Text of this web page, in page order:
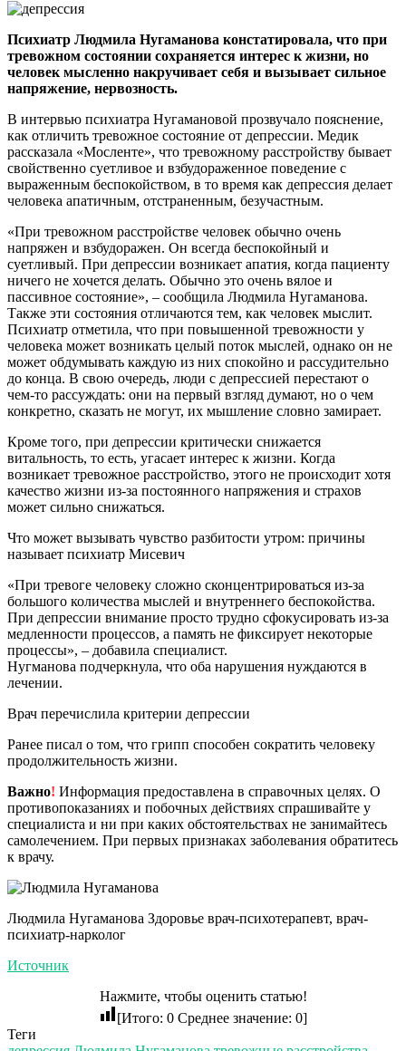
Психиатр Людмила Нугаманова констатировала, что при
тревожном состоянии сохраняется интерес к жизни, но
человек мысленно накручивает себя и вызывает сильное
напряжение, нервозность.
В интервью психиатра Нугамановой прозвучало пояснение,
как отличить тревожное состояние от депрессии. Медик
рассказала «Мосленте», что тревожному расстройству бывает
свойственно суетливое и взбудораженное поведение с
выраженным беспокойством, в то время как депрессия делает
человека апатичным, отстраненным, безучастным.
«При тревожном расстройстве человек обычно очень
напряжен и взбудоражен. Он всегда беспокойный и
суетливый. При депрессии возникает апатия, когда пациенту
ничего не хочется делать. Обычно это очень вялое и
пассивное состояние», – сообщила Людмила Нугаманова.
Также эти состояния отличаются тем, как человек мыслит.
Психиатр отметила, что при повышенной тревожности у
человека может возникать целый поток мыслей, однако он не
может обдумывать каждую из них спокойно и рассудительно
до конца. В свою очередь, люди с депрессией перестают о
чем-то рассуждать: они на первый взгляд думают, но о чем
конкретно, сказать не могут, их мышление словно замирает.
Кроме того, при депрессии критически снижается
витальность, то есть, угасает интерес к жизни. Когда
возникает тревожное расстройство, этого не происходит хотя
качество жизни из-за постоянного напряжения и страхов
может сильно снижаться.
Что может вызывать чувство разбитости утром: причины
называет психиатр Мисевич
«При тревоге человеку сложно сконцентрироваться из-за
большого количества мыслей и внутреннего беспокойства.
При депрессии внимание просто трудно сфокусировать из-за
медленности процессов, а память не фиксирует некоторые
процессы», – добавила специалист.
Нугманова подчеркнула, что оба нарушения нуждаются в
лечении.
Врач перечислила критерии депрессии
Ранее писал о том, что грипп способен сократить человеку
продолжительность жизни.
Важно! Информация предоставлена в справочных целях. О
противопоказаниях и побочных действиях спрашивайте у
специалиста и ни при каких обстоятельствах не занимайтесь
самолечением. При первых признаках заболевания обратитесь
к врачу.
Людмила Нугаманова Здоровье врач-психотерапевт, врач-
психиатр-нарколог
Источник
Нажмите, чтобы оценить статью!
[Итого: 0 Среднее значение: 0]
Теги